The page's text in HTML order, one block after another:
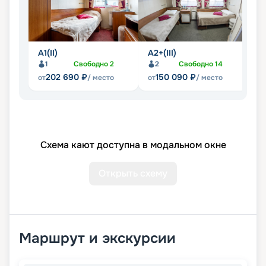
А1(II)
1 Свободно2
от202 690 ₽/ место
А2+(III)
2 Свободно14
от150 090 ₽/ место
Схема кают доступна в модальном окне
Маршрут и экскурсии